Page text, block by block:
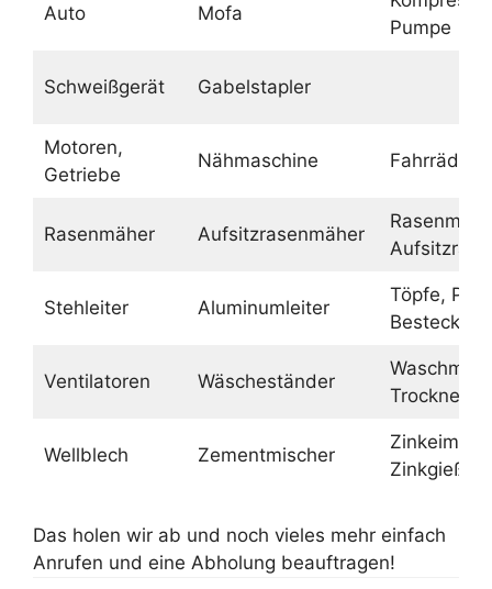
Auto Mofa
Pumpe
Schweißgerät Gabelstapler
Motoren,
Getriebe
Nähmaschine Fahrräder
Rasenmäher Aufsitzrasenmäher
Stehleiter Aluminumleiter
Töpfe,
Besteck
Ventilatoren Wäscheständer
Trockner
Wellblech Zementmischer
Zinkeimer,
Das holen wir ab und noch vieles mehr einfach
Anrufen und eine Abholung beauftragen!